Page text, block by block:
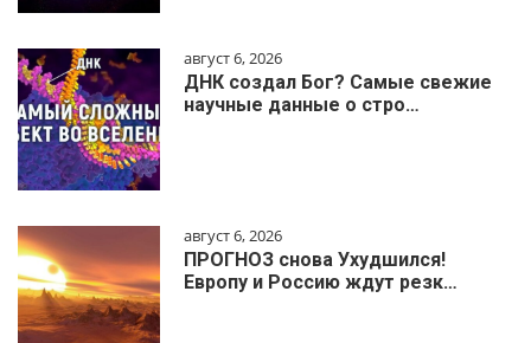
август 6, 2026
ДНК создал Бог? Самые свежие
научные данные о стро…
август 6, 2026
ПРОГНОЗ снова Ухудшился!
Европу и Россию ждут резк…